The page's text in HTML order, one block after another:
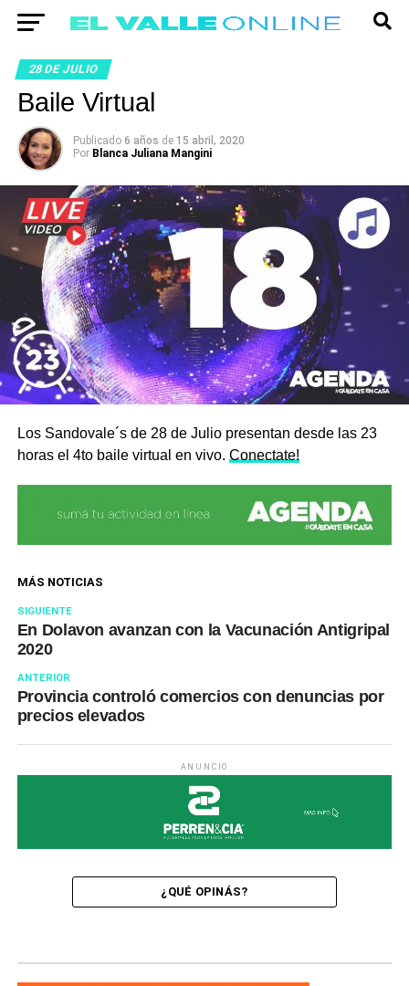
28 DE JULIO
Baile Virtual
Publicado 6 años de 15 abril, 2020
Por Blanca Juliana Mangini
Los Sandovale´s de 28 de Julio presentan desde las 23
horas el 4to baile virtual en vivo. Conectate!
MÁS NOTICIAS
SIGUIENTE
En Dolavon avanzan con la Vacunación Antigripal
2020
ANTERIOR
Provincia controló comercios con denuncias por
precios elevados
ANUNCIO
¿QUÉ OPINÁS?